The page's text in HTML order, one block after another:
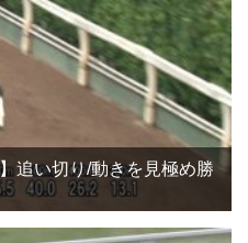
追い切り/動きを見極め勝